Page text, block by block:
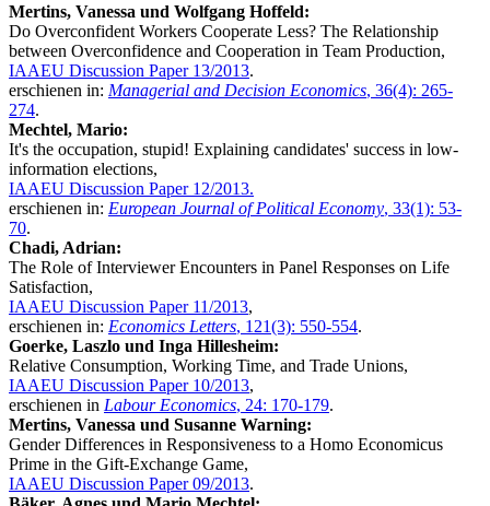
Mertins, Vanessa und Wolfgang Hoffeld:
Do Overconfident Workers Cooperate Less? The Relationship
between Overconfidence and Cooperation in Team Production,
IAAEU Discussion Paper 13/2013.
erschienen in: Managerial and Decision Economics, 36(4): 265-
274.
Mechtel, Mario:
It's the occupation, stupid! Explaining candidates' success in low-
information elections,
IAAEU Discussion Paper 12/2013.
erschienen in: European Journal of Political Economy, 33(1): 53-
70.
Chadi, Adrian:
The Role of Interviewer Encounters in Panel Responses on Life
Satisfaction,
IAAEU Discussion Paper 11/2013,
erschienen in: Economics Letters, 121(3): 550-554.
Goerke, Laszlo und Inga Hillesheim:
Relative Consumption, Working Time, and Trade Unions,
IAAEU Discussion Paper 10/2013,
erschienen in Labour Economics, 24: 170-179.
Mertins, Vanessa und Susanne Warning:
Gender Differences in Responsiveness to a Homo Economicus
Prime in the Gift-Exchange Game,
IAAEU Discussion Paper 09/2013.